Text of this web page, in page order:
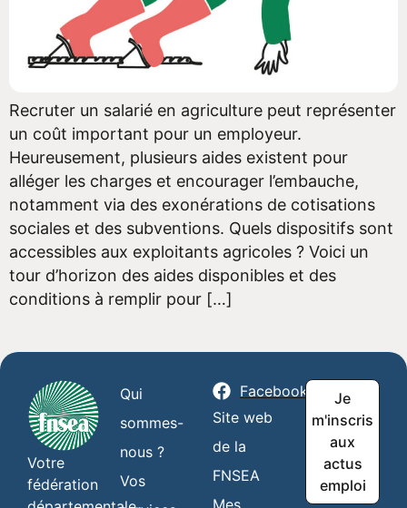
Recruter un salarié en agriculture peut représenter
un coût important pour un employeur.
Heureusement, plusieurs aides existent pour
alléger les charges et encourager l’embauche,
notamment via des exonérations de cotisations
sociales et des subventions. Quels dispositifs sont
accessibles aux exploitants agricoles ? Voici un
tour d’horizon des aides disponibles et des
conditions à remplir pour […]
Votre
fédération
Qui
sommes-
nous ?
Vos
Facebook
Site web
de la
FNSEA
Mes
Je
m'inscris
aux
actus
emploi